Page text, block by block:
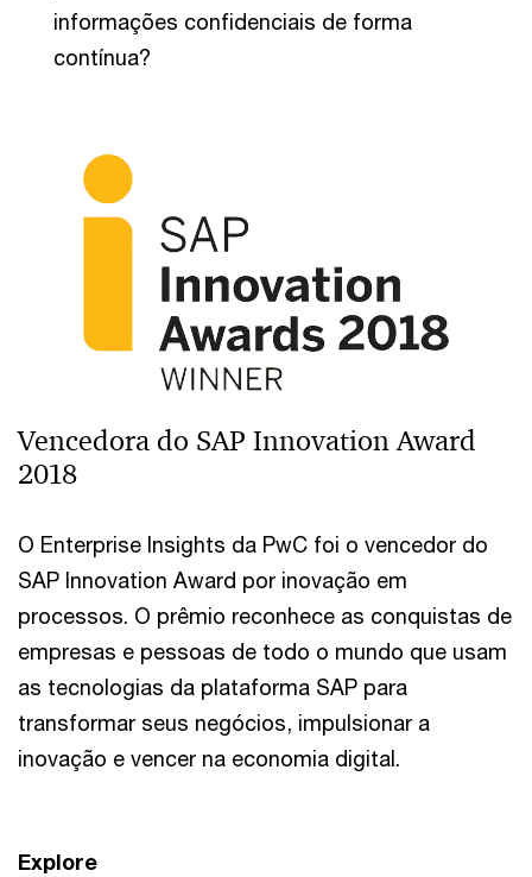
informações confidenciais de forma
contínua?
Vencedora do SAP Innovation Award
2018
O Enterprise Insights da PwC foi o vencedor do
SAP Innovation Award por inovação em
processos. O prêmio reconhece as conquistas de
empresas e pessoas de todo o mundo que usam
as tecnologias da plataforma SAP para
transformar seus negócios, impulsionar a
inovação e vencer na economia digital.
Explore